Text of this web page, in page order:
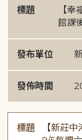
標題
【
館課
發布單位
發佈時間
標題
【新莊